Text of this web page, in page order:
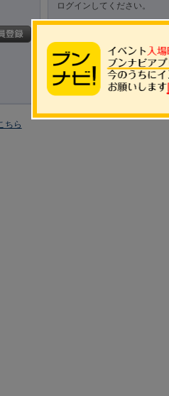
ログインしてください。
パス
パスワードを忘
ちら